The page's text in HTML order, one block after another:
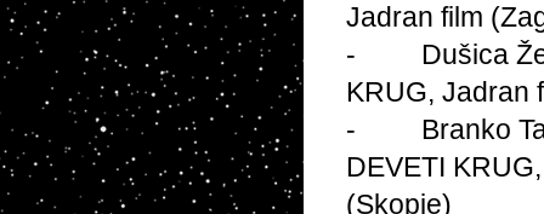
Jadran film
- Dušica
KRUG, Jadran
- Branko
DEVETI
(Skopje)